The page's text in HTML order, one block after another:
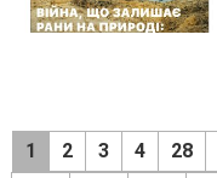
1 2 3 4 28